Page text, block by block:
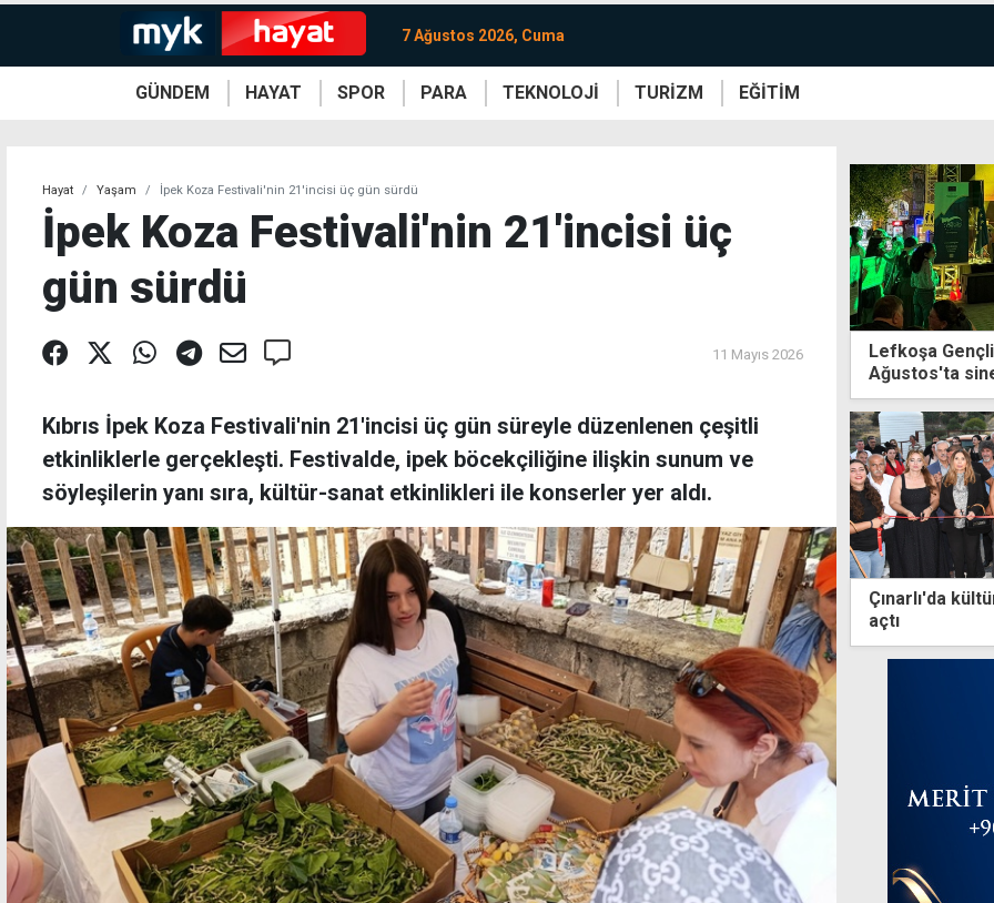
7 Ağustos 2026, Cuma
GÜNDEM HAYAT SPOR PARA TEKNOLOJİ TURİZM EĞİTİM
Hayat Yaşam İpek Koza Festivali'nin 21'incisi üç gün sürdü
İpek Koza Festivali'nin 21'incisi üç
gün sürdü
11 Mayıs 2026
Kıbrıs İpek Koza Festivali'nin 21'incisi üç gün süreyle düzenlenen çeşitli
etkinliklerle gerçekleşti. Festivalde, ipek böcekçiliğine ilişkin sunum ve
söyleşilerin yanı sıra, kültür-sanat etkinlikleri ile konserler yer aldı.
Lefkoşa
Ağustos'ta
Çınarlı'da
açtı